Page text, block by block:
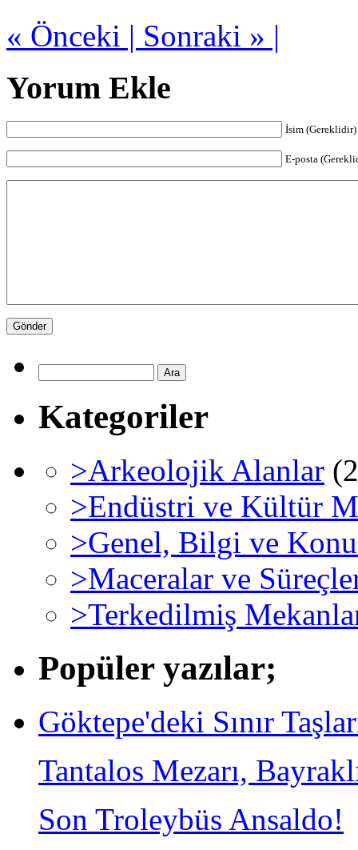
« Önceki | Sonraki » |
Yorum Ekle
İsim (Gereklidir)
E-posta
Kategoriler
>Arkeolojik Alanlar
>Endüstri ve Kültür
>Genel, Bilgi ve Konu
>Maceralar ve
>Terkedilmiş
Popüler yazılar;
Göktepe'deki Sınır
Tantalos Mezarı,
Son Troleybüs Ansaldo!